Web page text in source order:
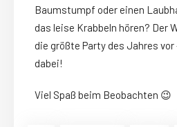
Baumstumpf oder einen
das leise Krabbeln hören? Der
die größte Party des Jahres vor
dabei!
Viel Spaß beim Beobachten 😉